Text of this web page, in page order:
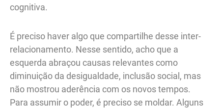
cognitiva.
É preciso haver algo que compartilhe desse inter-
relacionamento. Nesse sentido, acho que a
esquerda abraçou causas relevantes como
diminuição da desigualdade, inclusão social, mas
não mostrou aderência com os novos tempos.
Para assumir o poder, é preciso se moldar. Alguns